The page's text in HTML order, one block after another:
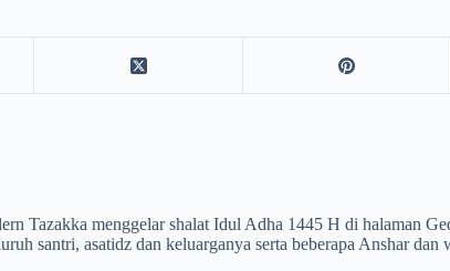
Tazakka menggelar shalat Idul Adha 1445 H di halaman
santri, asatidz dan keluarganya serta beberapa Anshar dan